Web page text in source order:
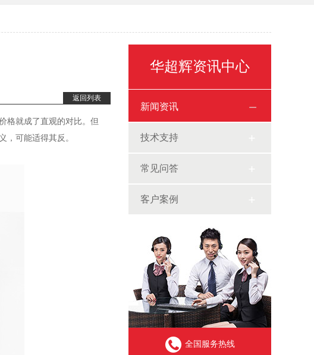
返回列表
格就成了直观的对比。但
，可能适得其反。
华超辉资讯中心
新闻资讯
技术支持
常见问答
客户案例
全国服务热线